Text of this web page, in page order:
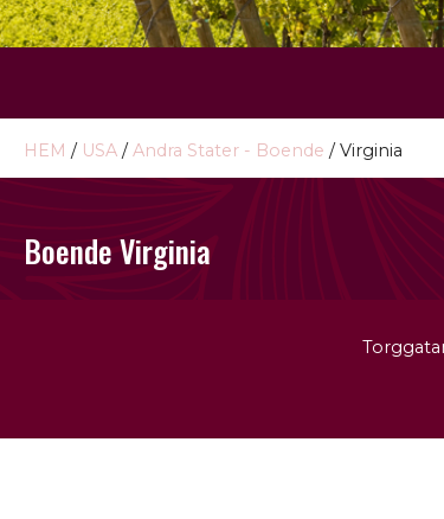
HEM / USA / Andra Stater - Boende / Virginia
Boende Virginia